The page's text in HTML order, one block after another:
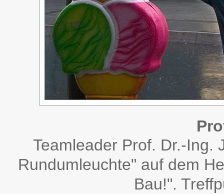
Teamleader Prof. Dr.-Ing.
Rundumleuchte" auf dem
Bau!".